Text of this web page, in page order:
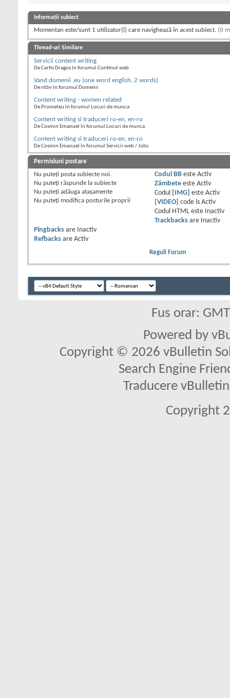
Informații subiect
Momentan este/sunt 1 utilizator(i) care navighează în acest subiect. (0
Thread-uri Similare
Servicii content writing
De Cartis Dragos în forumul Continut web
Vand domenii .eu (one word english, 2 words)
De ntbv în forumul Domenii
Content writing - women related
De Prometeu în forumul Locuri de munca
Content writing si traduceri ro-en, en-ro
De Cosmin Emanuel în forumul Locuri de munca
Content writing si traduceri ro-en, en-ro
De Cosmin Emanuel în forumul Servicii web / Jobs
Permisiuni postare
Nu puteţi posta subiecte noi.
Nu puteţi răspunde la subiecte
Nu puteţi adăuga ataşamente
Nu puteţi modifica posturile proprii
Codul BBeste Activ
Zâmbeteeste Activ
Codul
[IMG] este Activ
[VIDEO] code is Activ
Codul HTML este
Inactiv
Trackbacksare
Inactiv
Pingbacks are
Inactiv
Refbacks are Activ
Reguli Forum
Fus orar:
Powered by
Copyright © 2026 vBulletin
Search Engine
Traducere
Copyright